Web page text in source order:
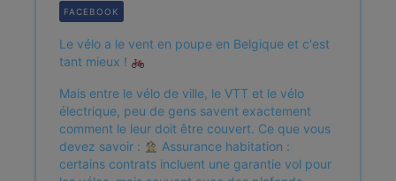
Le vélo a le vent en poupe en Belgique et c'est
tant mieux !
Mais entre le vélo de ville, le VTT et le vélo
électrique, peu de gens savent exactement
comment le leur doit être couvert. Ce que vous
devez savoir :
Assurance habitation :
certains contrats incluent une garantie vol pour
FACEBOOK